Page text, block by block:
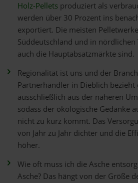
Holz-Pellets produziert als
werden über 30 Prozent ins
exportiert. Die meisten
Süddeutschland und in nördlichen
auch die Hauptabsatzmärkte sind.
Regionalität ist uns und der
Partnerhändler in Dieblich bezieht
ausschließlich aus der näheren
sodass der ökologische Gedanke
nicht zu kurz kommt. Das
von Jahr zu Jahr dichter und die
höher.
Wie oft muss ich die Asche
Asche? Das hängt von der Größe